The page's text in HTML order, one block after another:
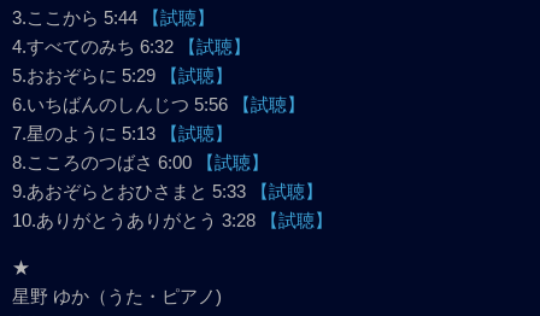
3.ここから 5:44
【試聴】
4.すべてのみち 6:32
【試聴】
5.おおぞらに 5:29
【試聴】
6.いちばんのしんじつ 5:56
【試聴】
7.星のように 5:13
【試聴】
8.こころのつばさ 6:00
【試聴】
9.あおぞらとおひさまと 5:33
【試聴】
10.ありがとうありがとう 3:28
【試聴】
★
星野 ゆか（うた・ピアノ)